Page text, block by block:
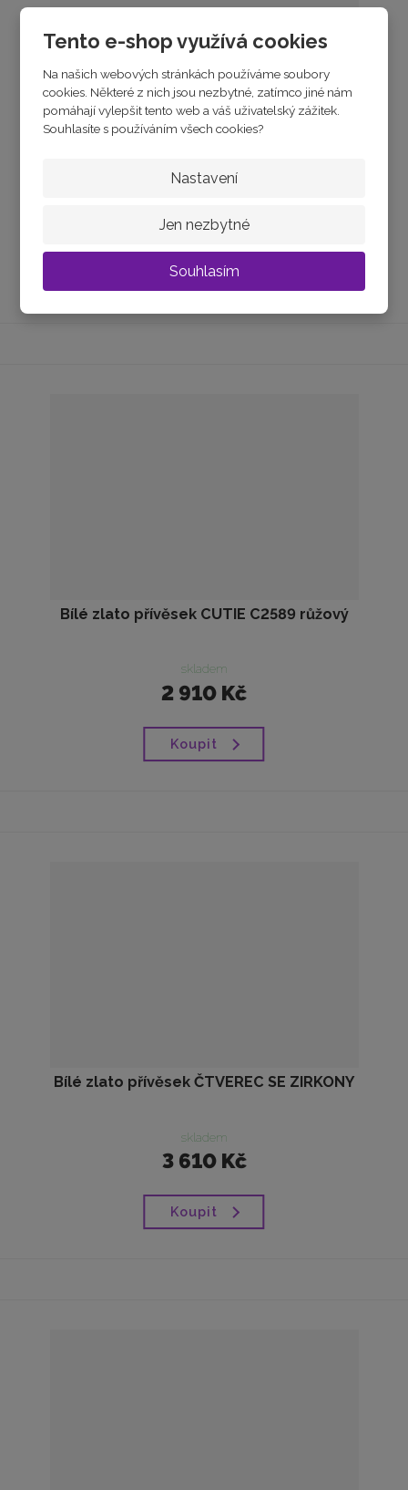
Tento e-shop využívá cookies
Na našich webových stránkách používáme soubory
cookies. Některé z nich jsou nezbytné, zatímco jiné nám
pomáhají vylepšit tento web a váš uživatelský zážitek.
Souhlasíte s používáním všech cookies?
Nastavení
Jen nezbytné
Souhlasím
2 960 Kč
Koupit
Bílé zlato přívěsek CUTIE C2589 růžový
skladem
2 910 Kč
Koupit
Bílé zlato přívěsek ČTVEREC SE ZIRKONY
skladem
3 610 Kč
Koupit